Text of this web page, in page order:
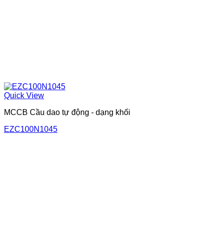
Quick View
MCCB Cầu dao tự động - dạng khối
EZC100N1045